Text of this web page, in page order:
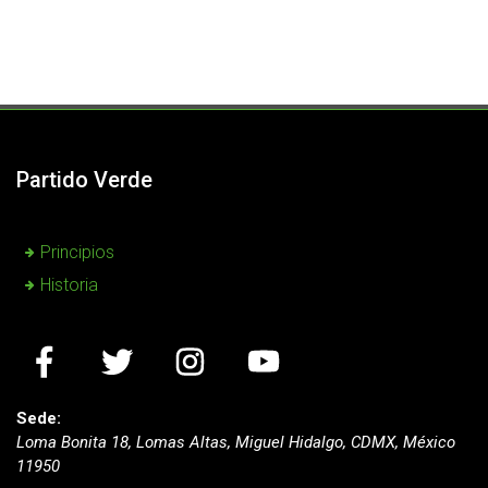
Partido Verde
Principios
Historia
Sede:
Loma Bonita 18, Lomas Altas, Miguel Hidalgo, CDMX, México
11950